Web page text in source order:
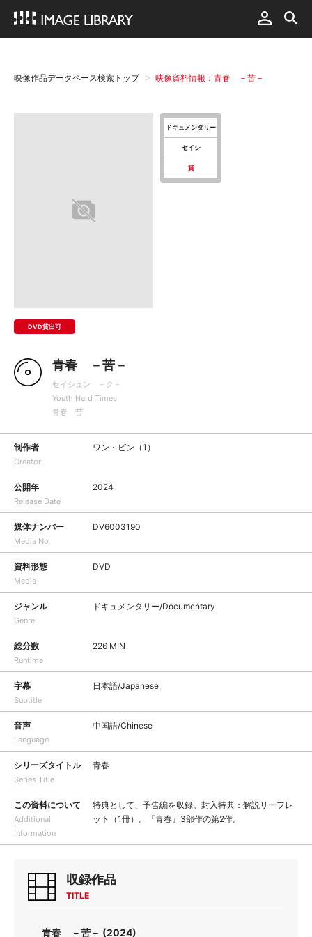
映像作品データベース検索トップ 映像資料情報：青春 －苦－
DVD貸出可
ドキュメンタリー
セイシ
貸
青春 －苦－
セイシュン －ク－
Youth Hard Times
青春 苦
制作者
Creator
ワン・ビン（1）
公開年
Release Date
2024
媒体ナンバー
Media No
DV6003190
資料形態
Media
DVD
ジャンル
Genre
ドキュメンタリー/Documentary
総分数
Runtime
226 MIN
字幕
Subtitle
日本語/Japanese
音声
Language
中国語/Chinese
シリーズタイトル
Series Title
青春
この資料について
Additional
Information
特典として、予告編を収録。封入特典：解説リーフレ
ット（1冊）。『青春』3部作の第2作。
収録作品
TITLE
青春 －苦－ (2024)